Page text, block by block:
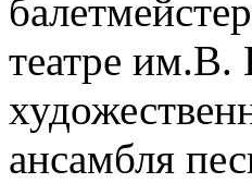
театре им.В.
ансамбля